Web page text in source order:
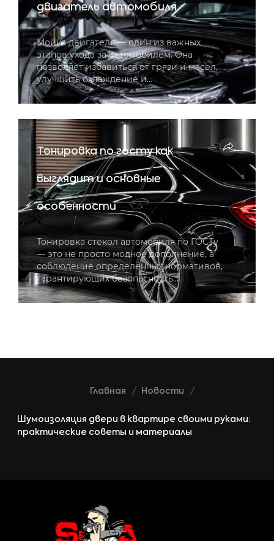
двигатель автомобиля
Мойка двигателя — один из важных
этапов ухода за автомобилем. Она
позволяет избавиться от грязи и масел,
улучшить охлаждение и…
Тонировка по госту как
выглядит и основные
особенности
Тонировка стекол автомобиля по ГОСТу
— это не просто модное дополнение, а
соблюдение определённых нормативов,
гарантирующих безопасность…
Главная Новости
Шумоизоляция двери в квартире своими руками:
практические советы и материалы